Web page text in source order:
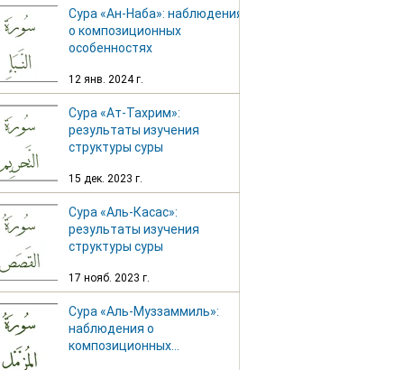
Сура «Ан-Наба»: наблюдения
о композиционных
особенностях
12 янв. 2024 г.
Сура «Ат-Тахрим»:
результаты изучения
структуры суры
15 дек. 2023 г.
Сура «Аль-Касас»:
результаты изучения
структуры суры
17 нояб. 2023 г.
Сура «Аль-Муззаммиль»:
наблюдения о
композиционных